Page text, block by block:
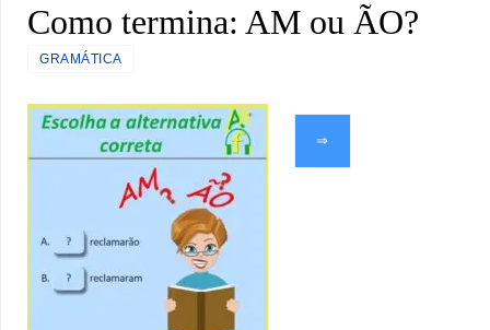
Como termina: AM ou ÃO?
GRAMÁTICA
⇒